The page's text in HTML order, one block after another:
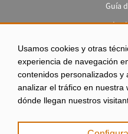
Usamos cookies y otras
experiencia de navegación
contenidos personalizados y
analizar el tráfico en nuestra
dónde llegan nuestros
Guía